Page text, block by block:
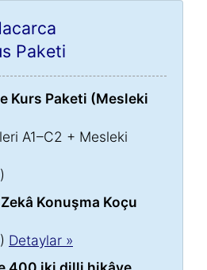
Paketi
Kurs Paketi (Mesleki
A1–C2 + Mesleki
Konuşma Koçu
Detaylar »